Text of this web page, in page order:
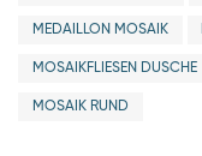
MEDAILLON MOSAIK
MOSAIKFLIESEN DUSCHE
MOSAIK RUND